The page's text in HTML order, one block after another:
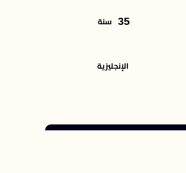
35 سنة
الإنجليزية